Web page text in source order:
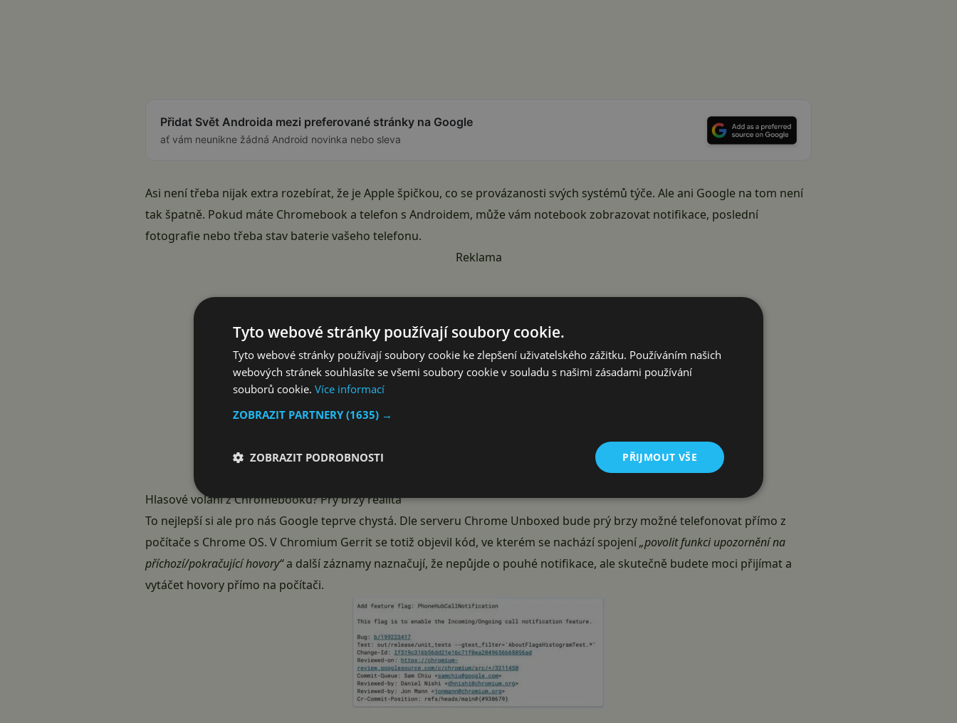
Přidat Svět Androida mezi preferované stránky na Google
ať vám neunikne žádná Android novinka nebo sleva
Asi není třeba nijak extra rozebírat, že je Apple špičkou, co se provázanosti svých systémů týče. Ale ani Google na tom není
tak špatně. Pokud máte Chromebook a telefon s Androidem, může vám notebook zobrazovat notifikace, poslední
fotografie nebo třeba stav baterie vašeho telefonu.
Reklama
Hlasové volání z Chromebooku? Prý brzy realita
To nejlepší si ale pro nás Googleteprve chystá. Dle serveru Chrome Unboxed bude prý brzy možné telefonovat přímo z
počítače s Chrome OS. V Chromium Gerrit se totiž objevil kód, ve kterém se nachází spojení„povolit funkci upozornění na
příchozí/pokračující hovory“a další záznamy naznačují, že nepůjde o pouhé notifikace, ale skutečně budete moci přijímat a
vytáčet hovory přímo na počítači.
Tyto webové stránky používají soubory cookie.
Tyto webové stránky používají soubory cookie ke zlepšení uživatelského zážitku. Používáním našich
webových stránek souhlasíte se všemi soubory cookie v souladu s našimi zásadami používání
souborů cookie. Více informací
ZOBRAZIT PARTNERY(1635) →
PŘIJMOUT VŠE
ZOBRAZIT PODROBNOSTI